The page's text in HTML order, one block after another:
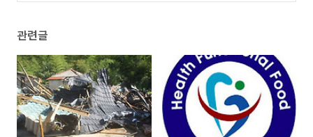
관련글